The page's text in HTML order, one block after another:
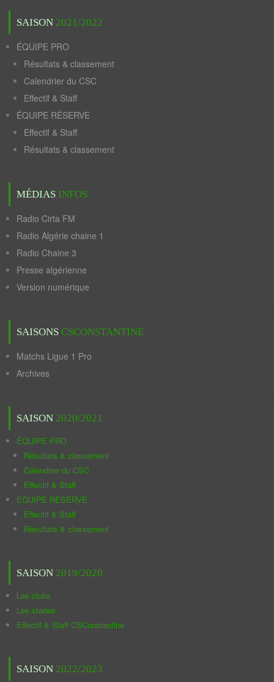
SAISON 2021/2022
ÉQUIPE PRO
Résultats & classement
Calendrier du CSC
Effectif & Staff
ÉQUIPE RÉSERVE
Effectif & Staff
Résultats & classement
MÉDIAS INFOS
Radio Cirta FM
Radio Algérie chaine 1
Radio Chaine 3
Presse algérienne
Version numérique
SAISONS CSCONSTANTINE
Matchs Ligue 1 Pro
Archives
SAISON 2020/2021
ÉQUIPE PRO
Résultats & classement
Calendrier du CSC
Effectif & Staff
ÉQUIPE RÉSERVE
Effectif & Staff
Résultats & classement
SAISON 2019/2020
Les clubs
Les stades
Effectif & Staff CSConstantine
SAISON 2022/2023